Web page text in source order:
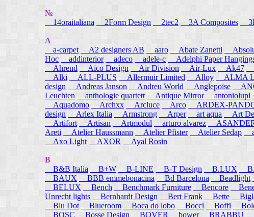
№
14oraitaliana
2Form Design 2tec2 3A Composites
A
a-carpet
A2 designers AB aaro Abate Zanetti
Hoc
addinterior adeco adele-c Adelphi Paper
Ahrend
Aico Design Air Division Air-Lux Ak47
Alki
ALL-PLUS Allermuir Limited Alloy ALMA
design
Andreas Janson Andreu World Anglepoise
Leuchten
anthologie quartett Antique Mirror antoniolupi
Aquadomo
Archxx Arcluce Arco ARDEX-
design
Arlex Italia Armstrong Arper art aqua Art
Artifort
Artisan Artmodul arturo alvarez
Areti
Atelier Haussmann Atelier Pfister Atelier Sedap
Axo Light
AXOR Ayal Rosin
B
B&B Italia
B+W B-LINE B-T Design B.LUX
BAUX
BBB emmebonacina Bd Barcelona Beadlight
BELUX
Bench Benchmark Furniture Bencore
Unrecht lights
Bernhardt Design Bert Frank Bette
Blu Dot
Blueroom Boca do lobo Bocci Boffi
BOSC Bosse Design BOVER bower BRABBU